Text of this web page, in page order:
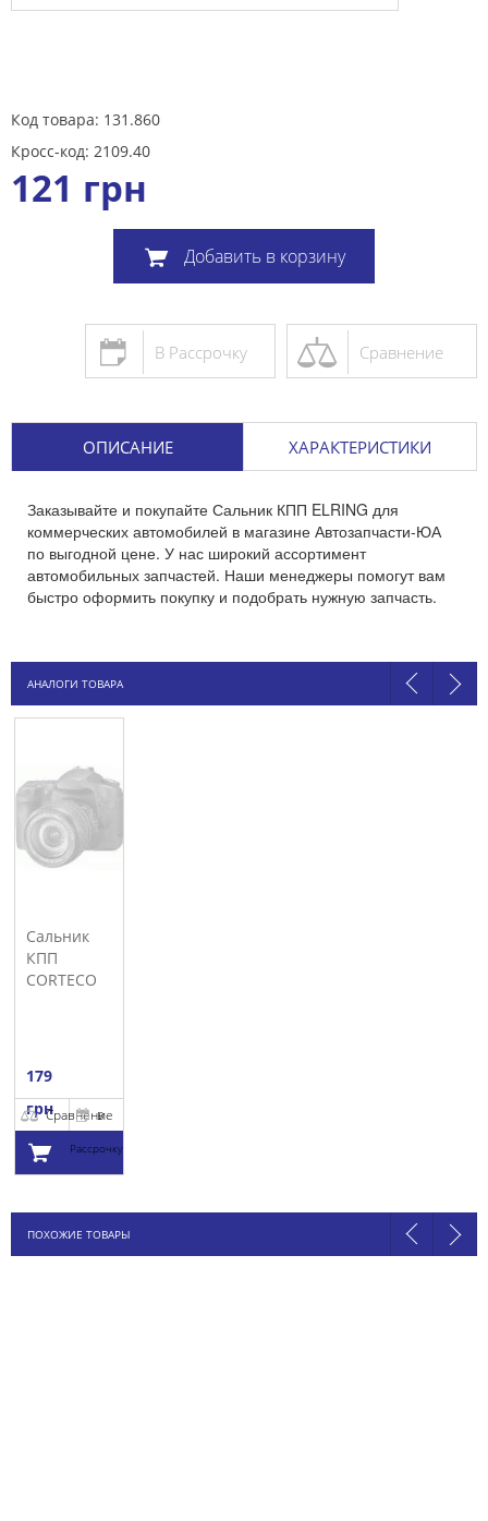
Код товара: 131.860
Кросс-код: 2109.40
121 грн
Добавить в корзину
Сравнение
В Рассрочку
ОПИСАНИЕ ХАРАКТЕРИСТИКИ
Заказывайте и покупайте Сальник КПП ELRING для
коммерческих автомобилей в магазине Автозапчасти-ЮА
по выгодной цене. У нас широкий ассортимент
автомобильных запчастей. Наши менеджеры помогут вам
быстро оформить покупку и подобрать нужную запчасть.
АНАЛОГИ ТОВАРА
Сальник
КПП
CORTECO
179
грнСравнение
В
Рассрочку
корзину
ПОХОЖИЕ ТОВАРЫ